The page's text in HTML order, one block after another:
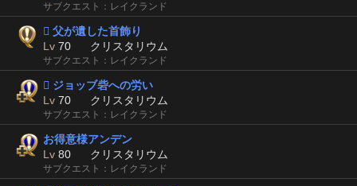
サブクエスト：レイクランド
 父が遺した首飾り
Lv 70 クリスタリウム
サブクエスト：レイクランド
 ジョッブ砦への労い
Lv 70 クリスタリウム
サブクエスト：レイクランド
お得意様アンデン
Lv 80 クリスタリウム
サブクエスト：レイクランド